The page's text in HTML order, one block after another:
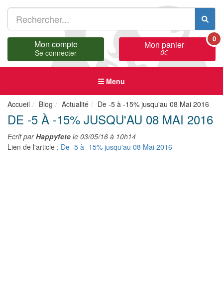
Mon compte
Se connecter
Mon panier
0€
0
Menu
Accueil Blog Actualité De -5 à -15% jusqu'au 08 Mai 2016
DE -5 À -15% JUSQU'AU 08 MAI 2016
Ecrit parHappyfete le 03/05/16 à 10h14
Lien de l'article : De -5 à -15% jusqu'au 08 Mai 2016